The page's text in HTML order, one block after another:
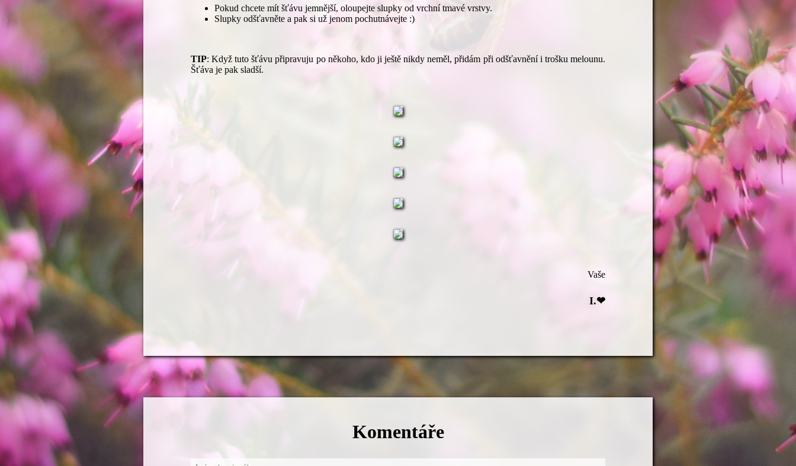
Pokud chcete mít šťávu jemnější, oloupejte slupky od vrchní tmavé vrstvy.
Slupky odšťavněte a pak si už jenom pochutnávejte :)
TIP: Když tuto šťávu připravuju po někoho, kdo ji ještě nikdy neměl, přidám při odšťavnění i trošku melounu.
Šťáva je pak sladší.
Vaše
I.❤
Komentáře